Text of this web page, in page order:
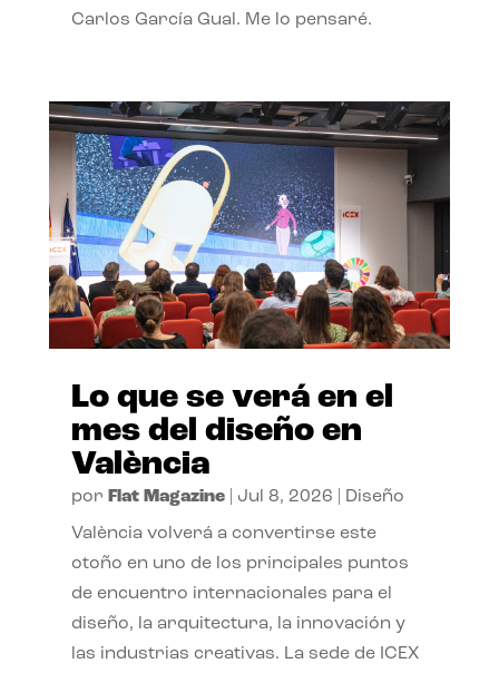
Carlos García Gual. Me lo pensaré.
Lo que se verá en el
mes del diseño en
València
por Flat Magazine| Jul 8, 2026 Diseño
València volverá a convertirse este
otoño en uno de los principales puntos
de encuentro internacionales para el
diseño, la arquitectura, la innovación y
las industrias creativas. La sede de ICEX